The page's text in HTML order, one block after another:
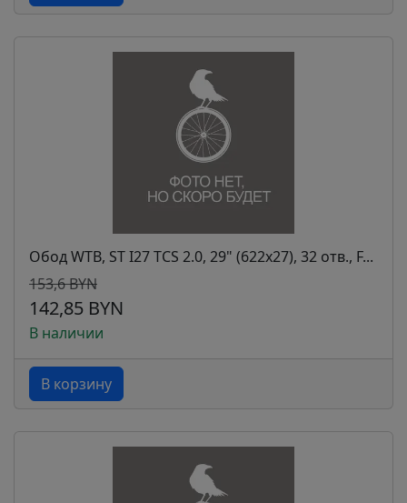
Обод WTB, ST I27 TCS 2.0, 29" (622x27), 32 отв., F...
153,6 BYN
142,85 BYN
В наличии
В корзину